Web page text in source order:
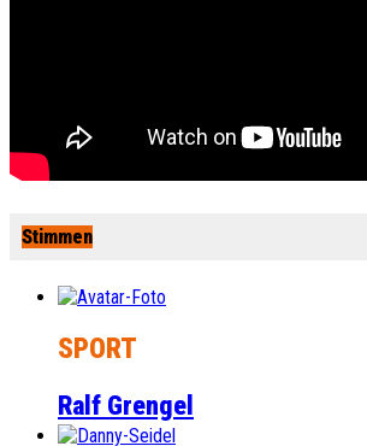
Stimmen
SPORT
Ralf Grengel